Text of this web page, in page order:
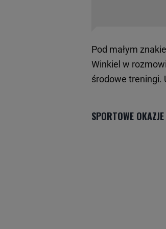
Pod małym
Winkiel w
środowe treningi.